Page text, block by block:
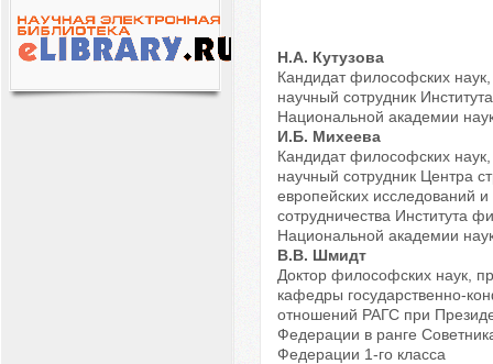
Н.А. Кутузова
Кандидат философских
научный сотрудник
Национальной академии
И.Б. Михеева
Кандидат философских
научный сотрудник Центра
европейских исследований и
сотрудничества Института
Национальной академии
В.В. Шмидт
Доктор философских наук,
кафедры государственно-
отношений РАГС при
Федерации в ранге
Федерации 1-го класса